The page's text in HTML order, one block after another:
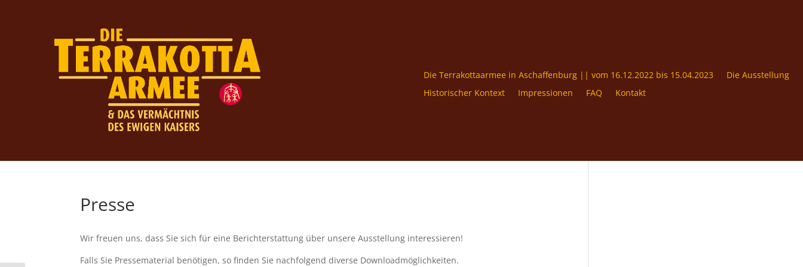
Die Terrakottaarmee in Aschaffenburg || vom 16.12.2022 bis 15.04.2023
Die Ausstellung
Historischer Kontext
Impressionen FAQ Kontakt
Presse
Wir freuen uns, dass Sie sich für eine Berichterstattung über unsere Ausstellung interessieren!
Falls Sie Pressematerial benötigen, so finden Sie nachfolgend diverse Downloadmöglichkeiten.